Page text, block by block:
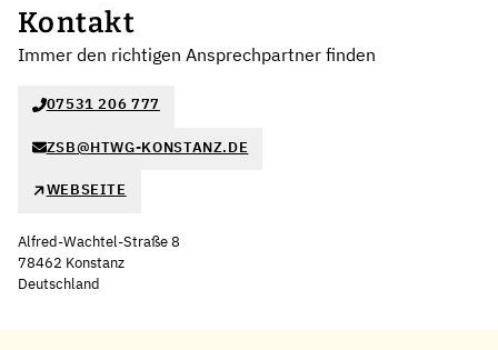
Kontakt
Immer den richtigen Ansprechpartner finden
07531 206 777
ZSB@HTWG-KONSTANZ.DE
WEBSEITE
Alfred-Wachtel-Straße 8
78462 Konstanz
Deutschland